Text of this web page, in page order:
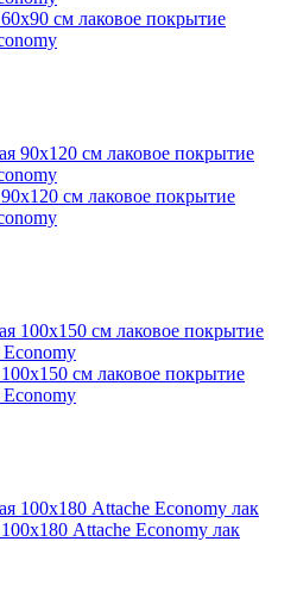
см лаковое покрытие
см лаковое покрытие
см лаковое покрытие
Economy
Attache Economy лак